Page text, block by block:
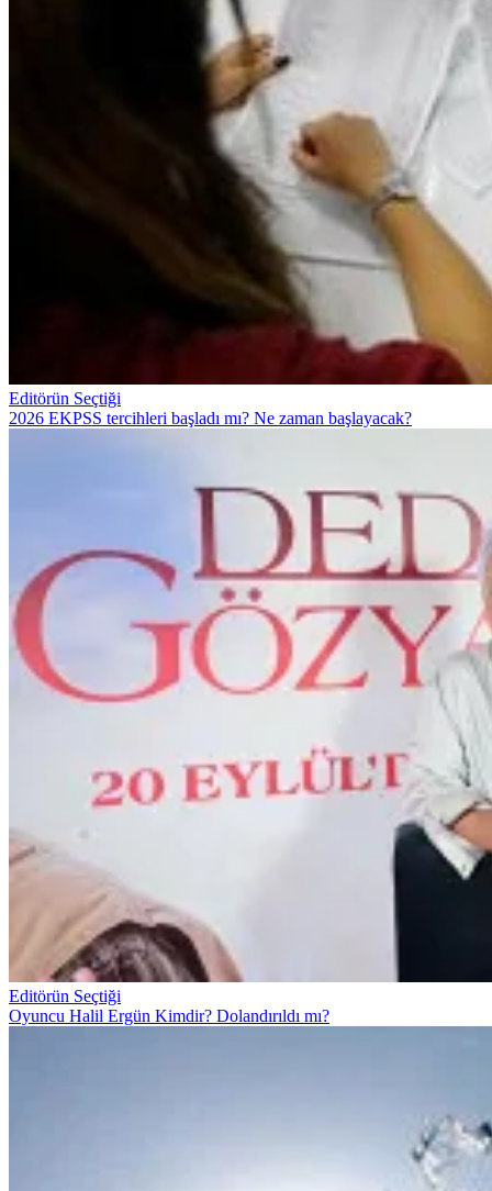
Editörün Seçtiği
2026 EKPSS tercihleri başladı mı? Ne zaman başlayacak?
Editörün Seçtiği
Oyuncu Halil Ergün Kimdir? Dolandırıldı mı?